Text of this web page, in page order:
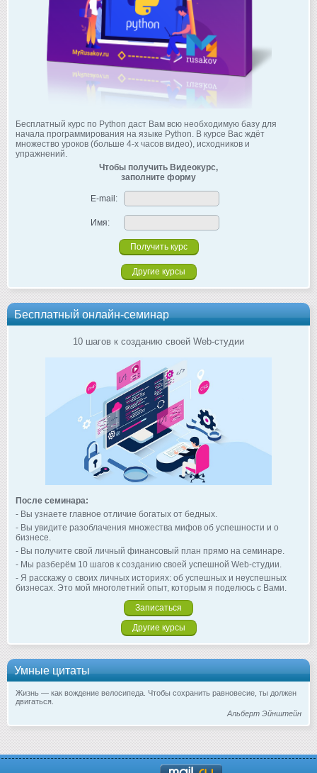
Бесплатный курс по Python даст Вам всю необходимую базу для
начала программирования на языке Python. В курсе Вас ждёт
множество уроков (больше 4-х часов видео), исходников и
упражнений.
Чтобы получить Видеокурс,
заполните форму
E-mail:
Имя:
Другие курсы
Бесплатный онлайн-семинар
10 шагов к созданию своей Web-студии
После семинара:
- Вы узнаете главное отличие богатых от бедных.
- Вы увидите разоблачения множества мифов об успешности и о
бизнесе.
- Вы получите свой личный финансовый план прямо на семинаре.
- Мы разберём 10 шагов к созданию своей успешной Web-студии.
- Я расскажу о своих личных историях: об успешных и неуспешных
бизнесах. Это мой многолетний опыт, которым я поделюсь с Вами.
Записаться
Другие курсы
Умные цитаты
Жизнь — как вождение велосипеда. Чтобы сохранить равновесие, ты должен
двигаться.
Альберт Эйнштейн